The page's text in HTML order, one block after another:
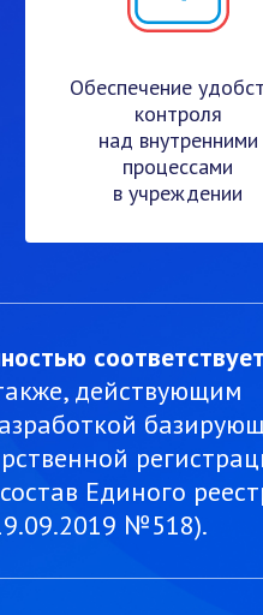
Обеспечение
контроля
над внутренними
процессами
в учреждении
соответствует
действующим
Единого
№518).